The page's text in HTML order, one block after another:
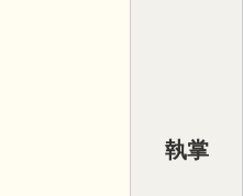
執掌